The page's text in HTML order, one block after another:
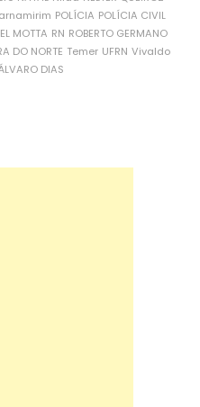
POLÍCIA POLÍCIA CIVIL
MOTTA RN ROBERTO GERMANO
DO NORTE Temer UFRN Vivaldo
DIAS